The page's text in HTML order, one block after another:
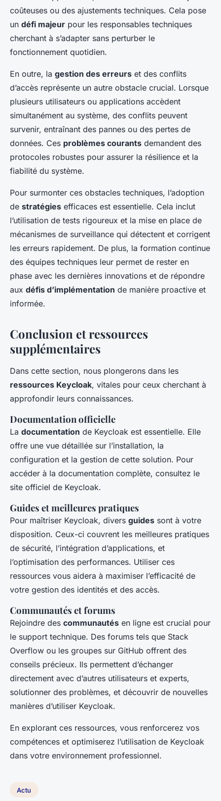
coûteuses ou des ajustements techniques. Cela pose
un défi majeur pour les responsables techniques
cherchant à s’adapter sans perturber le
fonctionnement quotidien.
En outre, la gestion des erreurs et des conflits
d’accès représente un autre obstacle crucial. Lorsque
plusieurs utilisateurs ou applications accèdent
simultanément au système, des conflits peuvent
survenir, entraînant des pannes ou des pertes de
données. Ces problèmes courants demandent des
protocoles robustes pour assurer la résilience et la
fiabilité du système.
Pour surmonter ces obstacles techniques, l’adoption
de stratégies efficaces est essentielle. Cela inclut
l’utilisation de tests rigoureux et la mise en place de
mécanismes de surveillance qui détectent et corrigent
les erreurs rapidement. De plus, la formation continue
des équipes techniques leur permet de rester en
phase avec les dernières innovations et de répondre
aux défis d’implémentation de manière proactive et
informée.
Conclusion et ressources
supplémentaires
Dans cette section, nous plongerons dans les
ressources Keycloak, vitales pour ceux cherchant à
approfondir leurs connaissances.
Documentation officielle
La documentation de Keycloak est essentielle. Elle
offre une vue détaillée sur l’installation, la
configuration et la gestion de cette solution. Pour
accéder à la documentation complète, consultez le
site officiel de Keycloak.
Guides et meilleures pratiques
Pour maîtriser Keycloak, divers guides sont à votre
disposition. Ceux-ci couvrent les meilleures pratiques
de sécurité, l’intégration d’applications, et
l’optimisation des performances. Utiliser ces
ressources vous aidera à maximiser l’efficacité de
votre gestion des identités et des accès.
Communautés et forums
Rejoindre des communautés en ligne est crucial pour
le support technique. Des forums tels que Stack
Overflow ou les groupes sur GitHub offrent des
conseils précieux. Ils permettent d’échanger
directement avec d’autres utilisateurs et experts,
solutionner des problèmes, et découvrir de nouvelles
manières d’utiliser Keycloak.
En explorant ces ressources, vous renforcerez vos
compétences et optimiserez l’utilisation de Keycloak
dans votre environnement professionnel.
Actu